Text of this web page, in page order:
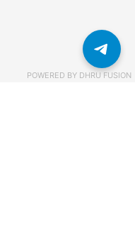
POWERED BY DHRU FUSION